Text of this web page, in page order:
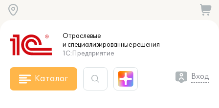
Отраслевые
и специализированныерешения
1С:Предприятие
Каталог Вход